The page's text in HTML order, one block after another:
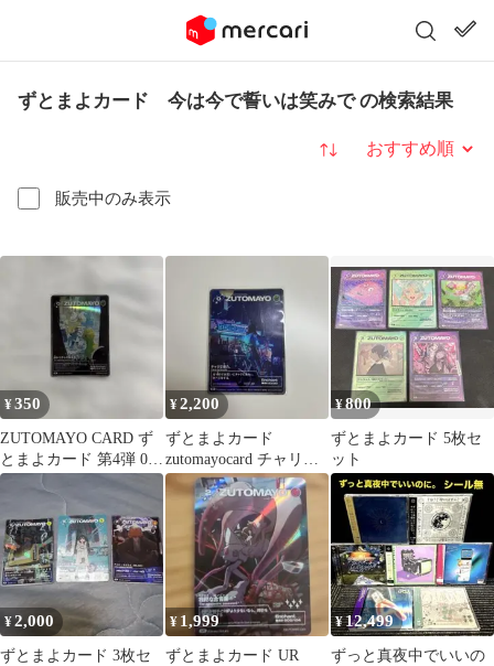
ずとまよカード 今は今で誓いは笑みで の検索結果
販売中のみ表示
並び替え
¥350
ZUTOMAYO CARD ず
とまよカード 第4弾 033
終わりからの始まり
¥2,200
ずとまよカード
zutomayocard チャリで
来た。 非売品
¥800
ずとまよカード 5枚セ
ット
¥2,000
ずとまよカード 3枚セ
¥ 1,999
ずとまよカード UR
¥12,499
ずっと真夜中でいいの